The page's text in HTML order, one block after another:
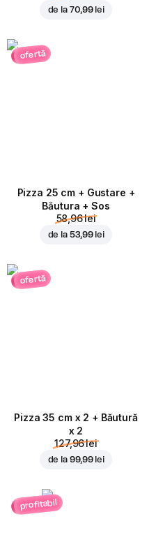
de la 70,99 lei
ofertă
Pizza 25 cm + Gustare +
Băutura + Sos
58,96 lei
de la 53,99 lei
ofertă
Pizza 35 cm x 2 + Băutură
x 2
127,96 lei
de la 99,99 lei
profitabil